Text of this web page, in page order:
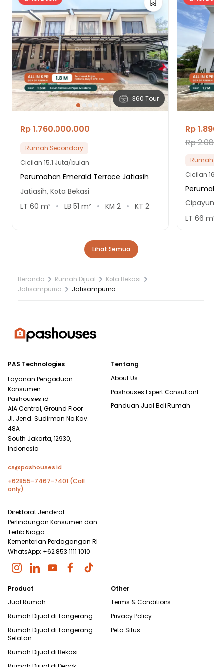
360 Tour
Rp 1.760.000.000
Rumah Secondary
Cicilan 15.1 Juta/bulan
Perumahan Emerald Terrace Jatiasih
Jatiasih, Kota Bekasi
LT 60 m² LB 51 m² KM 2 KT 2
Rp
Rp
Rumah
Cicilan
LT 66 m²
Lihat Semua
Beranda Rumah Dijual
Kota Bekasi
Jatisampurna
Jatisampurna
PAS Technologies
Layanan Pengaduan
Konsumen
Pashouses.id
AIA Central, Ground Floor
Jl. Jend. Sudirman No.Kav.
48A
South Jakarta, 12930,
Indonesia
cs@pashouses.id
+62855-7467-7401 (Call
only)
Direktorat Jenderal
Perlindungan Konsumen dan
Tertib Niaga
Kementerian Perdagangan RI
WhatsApp: +62 853 1111 1010
Tentang
About Us
Pashouses Expert Consultant
Panduan Jual Beli Rumah
Product
Jual Rumah
Rumah Dijual di Tangerang
Rumah Dijual di Tangerang
Selatan
Rumah Dijual di Bekasi
Other
Terms & Conditions
Privacy Policy
Peta Situs